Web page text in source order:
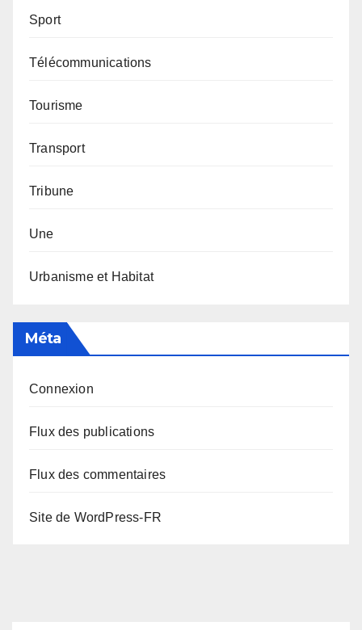
Sport
Télécommunications
Tourisme
Transport
Tribune
Une
Urbanisme et Habitat
Méta
Connexion
Flux des publications
Flux des commentaires
Site de WordPress-FR